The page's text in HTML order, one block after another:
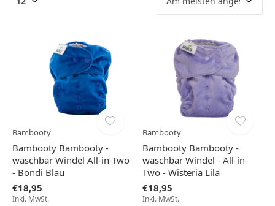
Bambooty
Bambooty Bambooty -
waschbar Windel All-in-Two
- Bondi Blau
€18,95
Inkl. MwSt.
Bambooty
Bambooty Bambooty -
waschbar Windel - All-in-
Two - Wisteria Lila
€18,95
Inkl. MwSt.